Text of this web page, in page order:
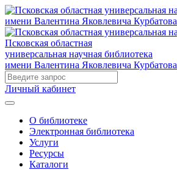
Псковская областная
универсальная научная библиотека
имени Валентина Яковлевича Курбатова
Личный кабинет
О библиотеке
Электронная библиотека
Услуги
Ресурсы
Каталоги